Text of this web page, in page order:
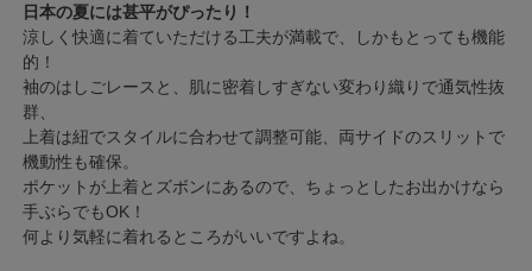
日本の夏には甚平がぴったり！
涼しく快適に着ていただける工夫が満載で、しかもとっても機能
的！
袖のはしごレースと、肌に密着しすぎない変わり織りで通気性抜
群、
上着は紐でスタイルに合わせて調整可能、両サイドのスリットで
機動性も確保。
ポケットが上着とズボンにあるので、ちょっとしたお出かけなら
手ぶらでもOK！
何より気軽に着れるところがいいですよね。